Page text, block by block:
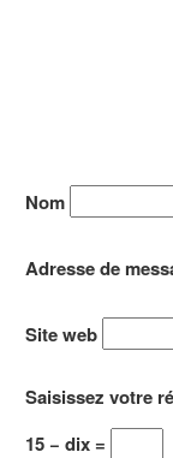
Nom
Adresse de
Site web
Saisissez votre
15 − dix =